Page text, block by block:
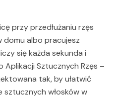
przy przedłużaniu rzęs
domu albo pracujesz
się każda sekunda i
Aplikacji Sztucznych Rzęs –
tak, by ułatwić
sztucznych włosków w